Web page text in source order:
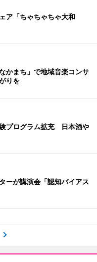
ア「ちゃちゃちゃ大和
かまち」で地域音楽コンサ
りを
プログラム拡充 日本酒や
ーが講演会「認知バイアス